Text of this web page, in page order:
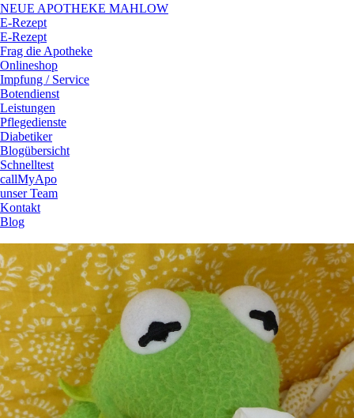
NEUE APOTHEKE MAHLOW
E-Rezept
E-Rezept
Frag die Apotheke
Onlineshop
Impfung / Service
Botendienst
Leistungen
Pflegedienste
Diabetiker
Blogübersicht
Schnelltest
callMyApo
unser Team
Kontakt
Blog